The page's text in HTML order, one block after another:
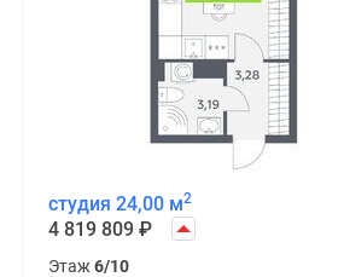
студия 24,00 м2
4 819 809 ₽
Этаж 6/10